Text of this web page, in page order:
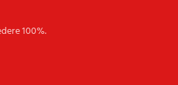
100%.